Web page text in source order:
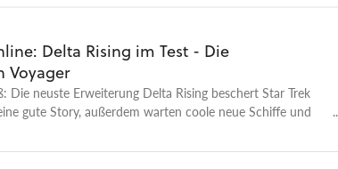
Delta Rising im Test - Die
Voyager
Die neuste Erweiterung Delta Rising beschert Star Trek
gute Story, außerdem warten coole neue Schiffe und